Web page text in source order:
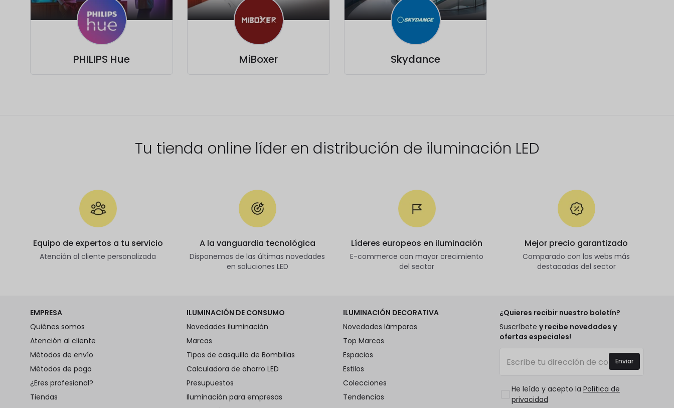
PHILIPS Hue MiBoxer Skydance
Tu tienda online líder en distribución de iluminación LED
Equipo de expertos a tu servicio
Atención al cliente personalizada
A la vanguardia tecnológica
Disponemos de las últimas novedades
en soluciones LED
Líderes europeos en iluminación
E-commerce con mayor crecimiento
del sector
Mejor precio garantizado
Comparado con las webs más
destacadas del sector
EMPRESA
Quiénes somos
Atención al cliente
Métodos de envío
Métodos de pago
¿Eres profesional?
Tiendas
ILUMINACIÓN DE CONSUMO
Novedades iluminación
Marcas
Tipos de casquillo de Bombillas
Calculadora de ahorro LED
Presupuestos
Iluminación para empresas
ILUMINACIÓN DECORATIVA
Novedades lámparas
Top Marcas
Espacios
Estilos
Colecciones
Tendencias
¿Quieres recibir nuestro boletín?
Suscríbete y recibe novedades y
ofertas especiales!
He leído y acepto la Política de
privacidad
Enviar